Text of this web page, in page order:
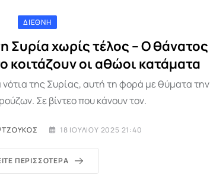
ΔΙΕΘΝΉ
Συρία χωρίς τέλος – Ο θάνατος
κοιτάζουν οι αθώοι κατάματα
νότια της Συρίας, αυτή τη φορά με θύματα την
Σε βίντεο που κάνουν τον.
18 ΙΟΥΛΊΟΥ 2025 21:40
ΠΕΡΙΣΣΌΤΕΡΑ